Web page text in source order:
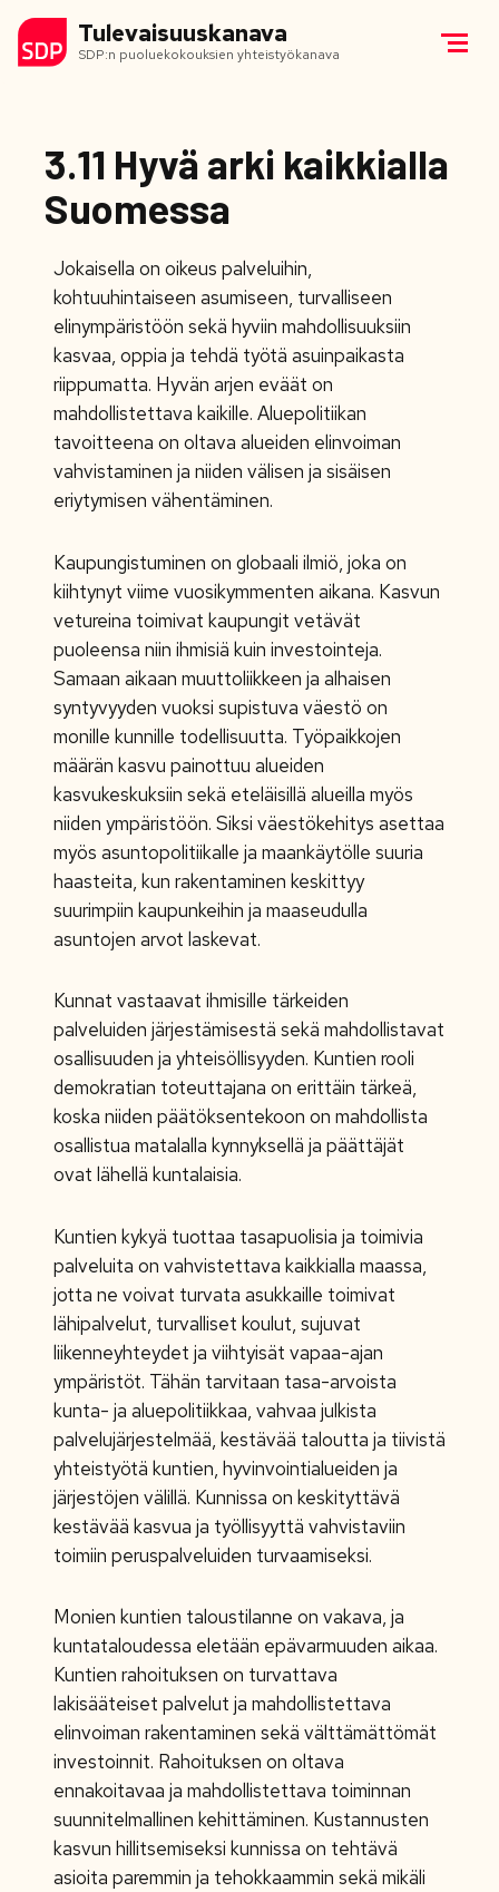
Tulevaisuuskanava
SDP:n puoluekokouksien yhteistyökanava
3.11 Hyvä arki kaikkialla
Suomessa
Jokaisella on oikeus palveluihin,
kohtuuhintaiseen asumiseen, turvalliseen
elinympäristöön sekä hyviin mahdollisuuksiin
kasvaa, oppia ja tehdä työtä asuinpaikasta
riippumatta. Hyvän arjen eväät on
mahdollistettava kaikille. Aluepolitiikan
tavoitteena on oltava alueiden elinvoiman
vahvistaminen ja niiden välisen ja sisäisen
eriytymisen vähentäminen.
Kaupungistuminen on globaali ilmiö, joka on
kiihtynyt viime vuosikymmenten aikana. Kasvun
vetureina toimivat kaupungit vetävät
puoleensa niin ihmisiä kuin investointeja.
Samaan aikaan muuttoliikkeen ja alhaisen
syntyvyyden vuoksi supistuva väestö on
monille kunnille todellisuutta. Työpaikkojen
määrän kasvu painottuu alueiden
kasvukeskuksiin sekä eteläisillä alueilla myös
niiden ympäristöön. Siksi väestökehitys asettaa
myös asuntopolitiikalle ja maankäytölle suuria
haasteita, kun rakentaminen keskittyy
suurimpiin kaupunkeihin ja maaseudulla
asuntojen arvot laskevat.
Kunnat vastaavat ihmisille tärkeiden
palveluiden järjestämisestä sekä mahdollistavat
osallisuuden ja yhteisöllisyyden. Kuntien rooli
demokratian toteuttajana on erittäin tärkeä,
koska niiden päätöksentekoon on mahdollista
osallistua matalalla kynnyksellä ja päättäjät
ovat lähellä kuntalaisia.
Kuntien kykyä tuottaa tasapuolisia ja toimivia
palveluita on vahvistettava kaikkialla maassa,
jotta ne voivat turvata asukkaille toimivat
lähipalvelut, turvalliset koulut, sujuvat
liikenneyhteydet ja viihtyisät vapaa-ajan
ympäristöt. Tähän tarvitaan tasa-arvoista
kunta- ja aluepolitiikkaa, vahvaa julkista
palvelujärjestelmää, kestävää taloutta ja tiivistä
yhteistyötä kuntien, hyvinvointialueiden ja
järjestöjen välillä. Kunnissa on keskityttävä
kestävää kasvua ja työllisyyttä vahvistaviin
toimiin peruspalveluiden turvaamiseksi.
Monien kuntien taloustilanne on vakava, ja
kuntataloudessa eletään epävarmuuden aikaa.
Kuntien rahoituksen on turvattava
lakisääteiset palvelut ja mahdollistettava
elinvoiman rakentaminen sekä välttämättömät
investoinnit. Rahoituksen on oltava
ennakoitavaa ja mahdollistettava toiminnan
suunnitelmallinen kehittäminen. Kustannusten
kasvun hillitsemiseksi kunnissa on tehtävä
asioita paremmin ja tehokkaammin sekä mikäli